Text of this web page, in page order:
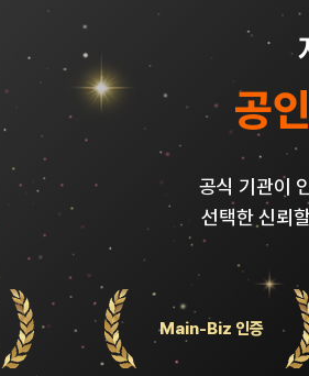
공
공식 기관이
선택한 신뢰
Main-Biz 인증